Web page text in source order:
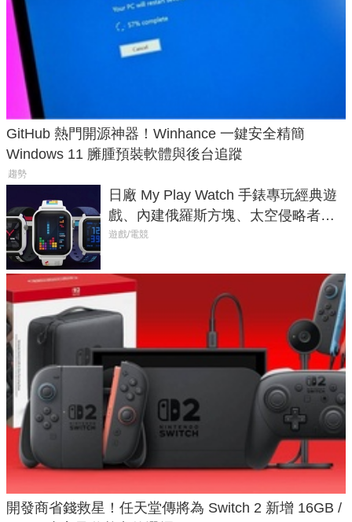
GitHub 熱門開源神器！Winhance 一鍵安全精簡
Windows 11 臃腫預裝軟體與後台追蹤
趨勢
日廠 My Play Watch 手錶專玩經典遊
戲、內建俄羅斯方塊、太空侵略者，
不過竟然不能連手機？
遊戲/電競
開發商省錢救星！任天堂傳將為 Switch 2 新增 16GB /